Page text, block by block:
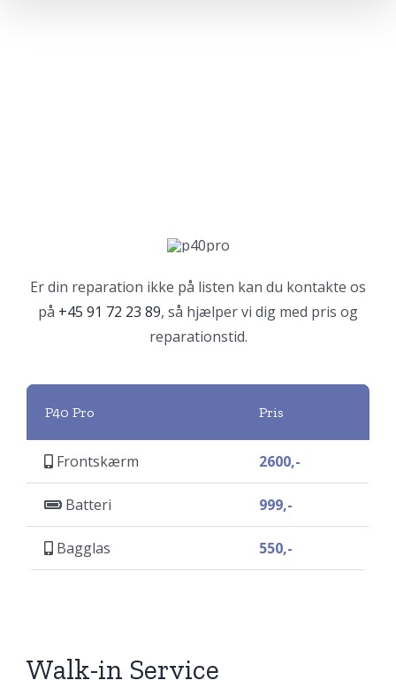
Er din reparation ikke på listen kan du kontakte os
på +45 91 72 23 89, så hjælper vi dig med pris og
reparationstid.
P40 Pro Pris
Frontskærm 2600,-
Batteri 999,-
Bagglas 550,-
Walk-in Service